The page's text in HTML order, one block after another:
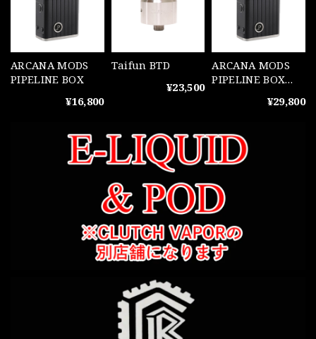
ARCANA MODS
PIPELINE BOX
¥16,800
Taifun BTD
¥23,500
ARCANA MODS
PIPELINE BOX
¥29,800